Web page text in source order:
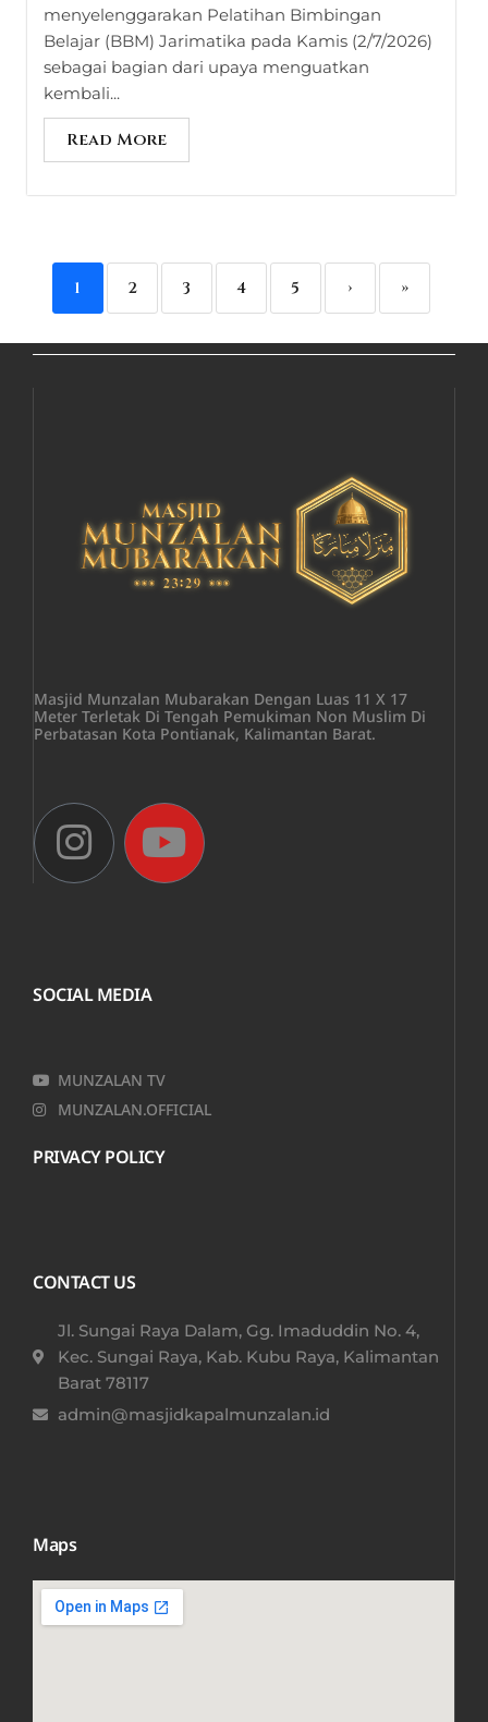
menyelenggarakan Pelatihan Bimbingan
Belajar (BBM) Jarimatika pada Kamis (2/7/2026)
sebagai bagian dari upaya menguatkan
kembali...
Read More
1 2 3 4 5 › »
Masjid Munzalan Mubarakan Dengan Luas 11 X 17
Meter Terletak Di Tengah Pemukiman Non Muslim Di
Perbatasan Kota Pontianak, Kalimantan Barat.
SOCIAL MEDIA
MUNZALAN TV
MUNZALAN.OFFICIAL
PRIVACY POLICY
CONTACT US
Jl. Sungai Raya Dalam, Gg. Imaduddin No. 4,
Kec. Sungai Raya, Kab. Kubu Raya, Kalimantan
Barat 78117​
admin@masjidkapalmunzalan.id
Maps